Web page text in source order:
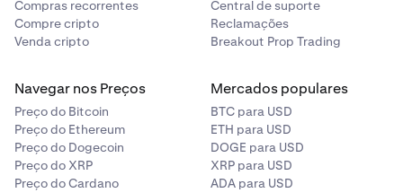
Compras recorrentes
Compre cripto
Venda cripto
Central de suporte
Reclamações
Breakout Prop Trading
Navegar nos Preços
Preço do Bitcoin
Preço do Ethereum
Preço do Dogecoin
Preço do XRP
Preço do Cardano
Mercados populares
BTC para USD
ETH para USD
DOGE para USD
XRP para USD
ADA para USD